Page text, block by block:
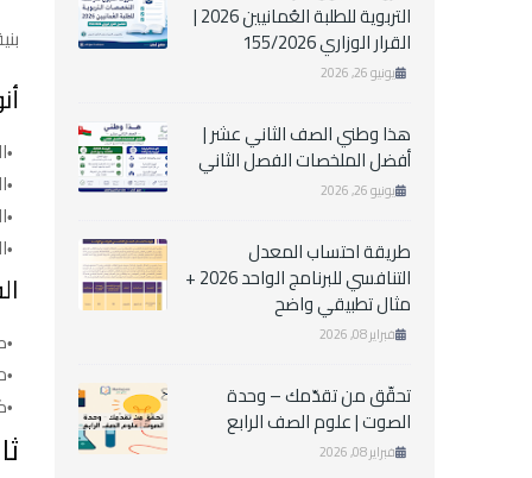
التربوية للطلبة العُمانيين 2026 |
القرار الوزاري 155/2026
يونيو 26, 2026
هذا وطني الصف الثاني عشر |
أفضل الملخصات الفصل الثاني
يونيو 26, 2026
طريقة احتساب المعدل
التنافسي للبرنامج الواحد 2026 +
مثال تطبيقي واضح
فبراير 08, 2026
تحقّق من تقدّمك – وحدة
الصوت | علوم الصف الرابع
فبراير 08, 2026